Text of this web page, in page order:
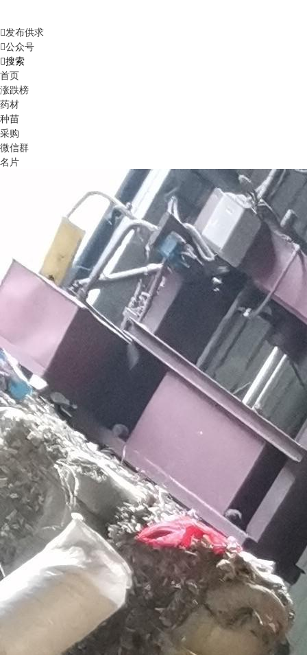
发布供求
公众号
搜索
首页
涨跌榜
药材
种苗
采购
微信群
名片